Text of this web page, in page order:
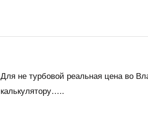
Для не турбовой реальная цена во
калькулятору…..